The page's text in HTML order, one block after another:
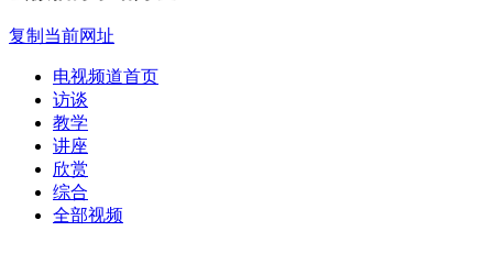
复制当前网址
电视频道首页
访谈
教学
讲座
欣赏
综合
全部视频